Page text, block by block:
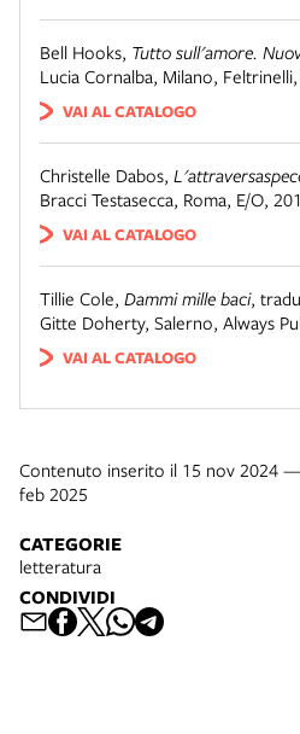
Bell Hooks, Tutto sull'amore.
Lucia Cornalba, Milano, Feltrinelli,
VAI AL CATALOGO
Christelle Dabos,
Bracci Testasecca, Roma, E/O,
VAI AL CATALOGO
Tillie Cole, Dammi mille baci,
Gitte Doherty, Salerno, Always
VAI AL CATALOGO
Contenuto inserito il 15 nov 2024
feb 2025
CATEGORIE
letteratura
CONDIVIDI